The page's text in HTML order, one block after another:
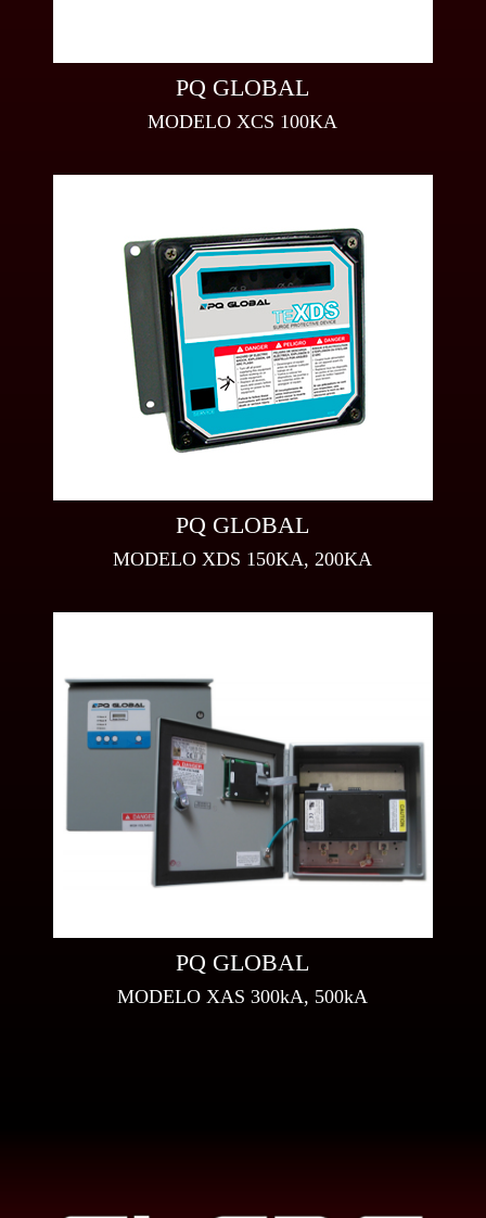
PQ GLOBAL
MODELO XCS 100KA
PQ GLOBAL
MODELO XDS 150KA, 200KA
PQ GLOBAL
MODELO XAS 300kA, 500kA